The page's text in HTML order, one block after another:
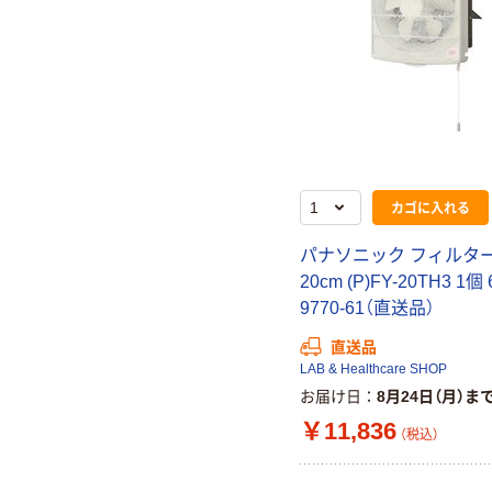
カゴに入れる
パナソニック フィルタ
20cm (P)FY-20TH3 1個
9770-61（直送品）
直送品
LAB & Healthcare SHOP
お届け日 8月24日（月）ま
￥11,836 （税込）